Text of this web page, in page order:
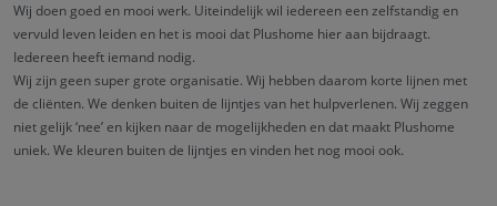
Wij doen goed en mooi werk. Uiteindelijk wil iedereen een zelfstandig en
vervuld leven leiden en het is mooi dat Plushome hier aan bijdraagt.
Iedereen heeft iemand nodig.
Wij zijn geen super grote organisatie. Wij hebben daarom korte lijnen met
de cliënten. We denken buiten de lijntjes van het hulpverlenen. Wij zeggen
niet gelijk ‘nee’ en kijken naar de mogelijkheden en dat maakt Plushome
uniek. We kleuren buiten de lijntjes en vinden het nog mooi ook.